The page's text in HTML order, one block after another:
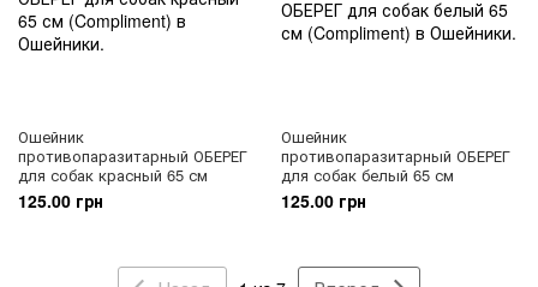
Ошейник
противопаразитарный ОБЕРЕГ
для собак красный 65 см
125.00 грн
Ошейник
противопаразитарный ОБЕРЕГ
для собак белый 65 см
125.00 грн